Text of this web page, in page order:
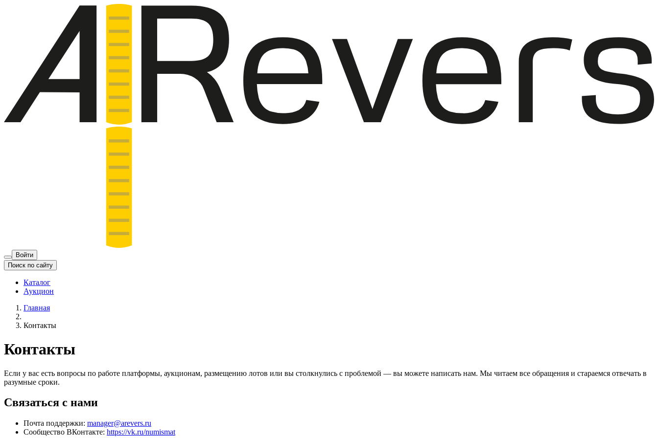
Войти
Поиск по сайту
Каталог
Аукцион
Главная
Контакты
Контакты
Если у вас есть вопросы по работе платформы, аукционам, размещению лотов или вы столкнулись с проблемой — вы можете написать нам. Мы читаем все обращения и стараемся отвечать в
разумные сроки.
Связаться с нами
Почта поддержки: manager@arevers.ru
Сообщество ВКонтакте: https://vk.ru/numismat